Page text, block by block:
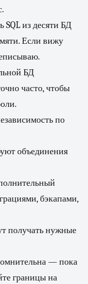
SQL из десяти БД
Если вижу
БД
часто, чтобы
по
объединения
бэкапами,
получать нужные
— пока
границы на